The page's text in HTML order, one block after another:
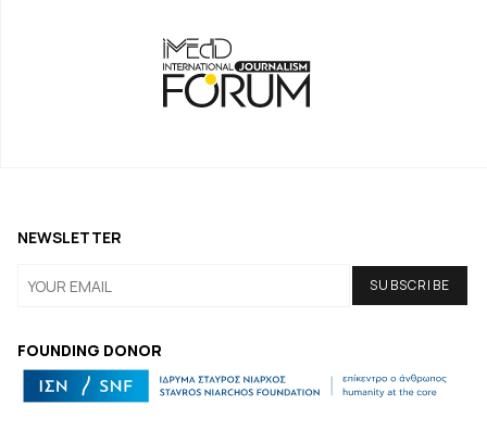
FOUNDING DONOR
NEWSLETTER